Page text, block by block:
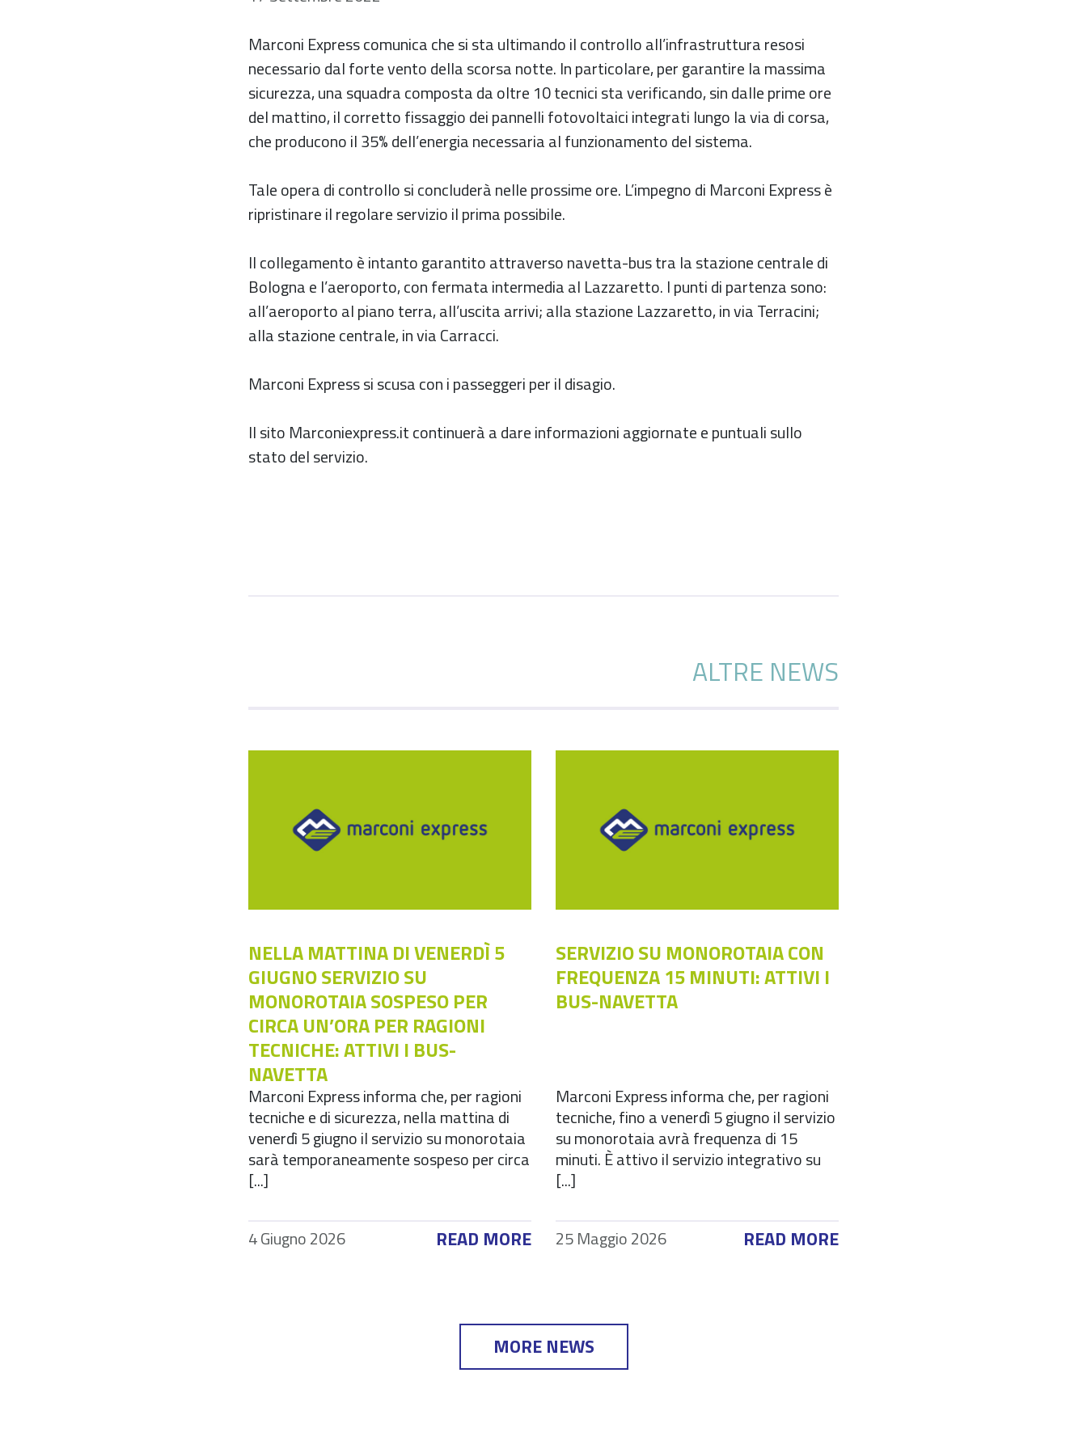
Marconi Express comunica che si sta ultimando il controllo all’infrastruttura resosi
necessario dal forte vento della scorsa notte. In particolare, per garantire la massima
sicurezza, una squadra composta da oltre 10 tecnici sta verificando, sin dalle prime ore
del mattino, il corretto fissaggio dei pannelli fotovoltaici integrati lungo la via di corsa,
che producono il 35% dell’energia necessaria al funzionamento del sistema.
Tale opera di controllo si concluderà nelle prossime ore. L’impegno di Marconi Express è
ripristinare il regolare servizio il prima possibile.
Il collegamento è intanto garantito attraverso navetta-bus tra la stazione centrale di
Bologna e l’aeroporto, con fermata intermedia al Lazzaretto. I punti di partenza sono:
all’aeroporto al piano terra, all’uscita arrivi; alla stazione Lazzaretto, in via Terracini;
alla stazione centrale, in via Carracci.
Marconi Express si scusa con i passeggeri per il disagio.
Il sito Marconiexpress.it continuerà a dare informazioni aggiornate e puntuali sullo
stato del servizio.
ALTRE NEWS
NELLA MATTINA DI VENERDÌ 5
GIUGNO SERVIZIO SU
MONOROTAIA SOSPESO PER
CIRCA UN’ORA PER RAGIONI
TECNICHE: ATTIVI I BUS-
NAVETTA
Marconi Express informa che, per ragioni
tecniche e di sicurezza, nella mattina di
venerdì 5 giugno il servizio su monorotaia
sarà temporaneamente sospeso per circa
[...]
4 Giugno 2026 READ MORE
SERVIZIO SU MONOROTAIA CON
FREQUENZA 15 MINUTI: ATTIVI I
BUS-NAVETTA
Marconi Express informa che, per ragioni
tecniche, fino a venerdì 5 giugno il servizio
su monorotaia avrà frequenza di 15
minuti. È attivo il servizio integrativo su
[...]
25 Maggio 2026 READ MORE
MORE NEWS